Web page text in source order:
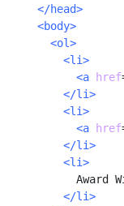
</head>
<body>
<ol>
<li>
<a
href
</li>
<li>
<a
href
</li>
<li>
Award
</li>